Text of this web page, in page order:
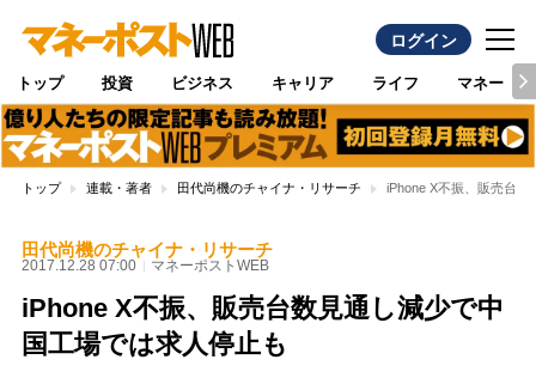
ログイン
トップ 投資 ビジネス キャリア ライフ マネー
トップ 連載・著者 田代尚機のチャイナ・リサーチ iPhone X不振、販売台
田代尚機のチャイナ・リサーチ
2017.12.28 07:00 マネーポストWEB
iPhone X不振、販売台数見通し減少で中
国工場では求人停止も